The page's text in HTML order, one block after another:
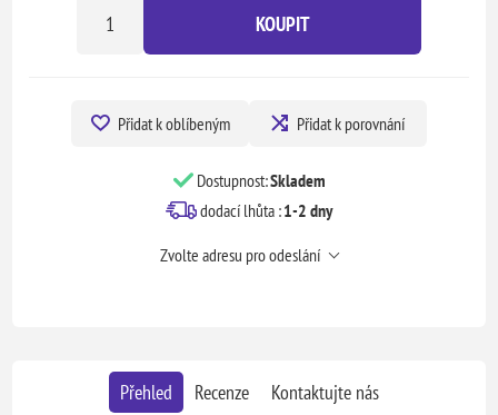
KOUPIT
Přidat k oblíbeným Přidat k porovnání
Dostupnost:Skladem
dodací lhůta :1-2 dny
Zvolte adresu pro odeslání
Přehled Recenze Kontaktujte nás